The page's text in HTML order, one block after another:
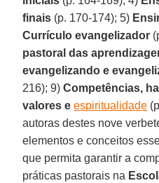
finais (p. 170-174); 5)
Currículo evangelizador
pastoral das
evangelizando e
216); 9)Competências,
valores eespiritualidade
autoras destes nove
elementos e conceitos
que permita garantir a
práticas pastorais na